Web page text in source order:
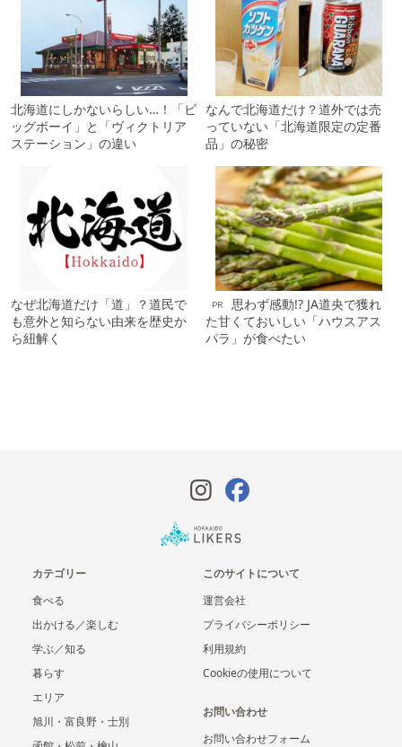
北海道にしかないらしい…！「ビ
ッグボーイ」と「ヴィクトリア
ステーション」の違い
なんで北海道だけ？道外では売
っていない「北海道限定の定番
品」の秘密
なぜ北海道だけ「道」？道民で
も意外と知らない由来を歴史か
ら紐解く
PR
思わず感動!? JA道央で獲れ
た甘くておいしい「ハウスアス
パラ」が食べたい
カテゴリー
食べる
出かける／楽しむ
学ぶ／知る
暮らす
エリア
旭川・富良野・士別
このサイトについて
運営会社
プライバシーポリシー
利用規約
Cookieの使用について
お問い合わせ
お問い合わせフォーム